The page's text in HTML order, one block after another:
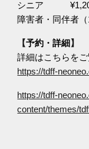
シニア
障害者・同伴者
【予約・詳細】
詳細はこちらをご
https://tdff-
https://tdff-
content/themes/